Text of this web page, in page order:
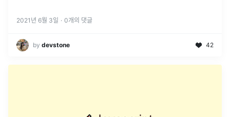
2021년 6월 3일 · 0개의 댓글
by devstone 42